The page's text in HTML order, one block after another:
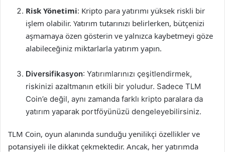
Risk Yönetimi: Kripto para yatırımı yüksek riskli bir
işlem olabilir. Yatırım tutarınızı belirlerken, bütçenizi
aşmamaya özen gösterin ve yalnızca kaybetmeyi göze
alabileceğiniz miktarlarla yatırım yapın.
Diversifikasyon: Yatırımlarınızı çeşitlendirmek,
riskinizi azaltmanın etkili bir yoludur. Sadece TLM
Coin’e değil, aynı zamanda farklı kripto paralara da
yatırım yaparak portföyünüzü dengeleyebilirsiniz.
TLM Coin, oyun alanında sunduğu yenilikçi özellikler ve
potansiyeli ile dikkat çekmektedir. Ancak, her yatırımda